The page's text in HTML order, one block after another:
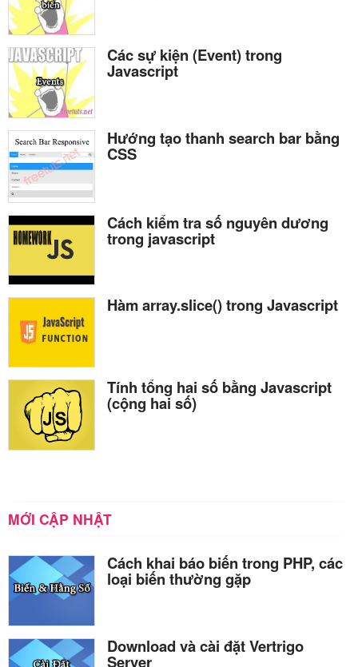
Các sự kiện (Event) trong
Javascript
Hướng tạo thanh search bar bằng
CSS
Cách kiểm tra số nguyên dương
trong javascript
Hàm array.slice() trong Javascript
Tính tổng hai số bằng Javascript
(cộng hai số)
MỚI CẬP NHẬT
Cách khai báo biến trong PHP, các
loại biến thường gặp
Download và cài đặt Vertrigo
Server